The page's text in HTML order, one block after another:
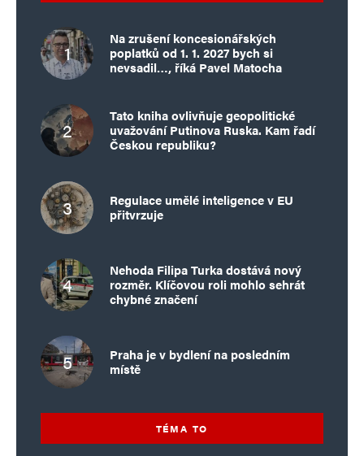
Na zrušení koncesionářských
poplatků od 1. 1. 2027 bych si
nevsadil…, říká Pavel Matocha
Tato kniha ovlivňuje geopolitické
uvažování Putinova Ruska. Kam řadí
Českou republiku?
Regulace umělé inteligence v EU
přitvrzuje
Nehoda Filipa Turka dostává nový
rozměr. Klíčovou roli mohlo sehrát
chybné značení
Praha je v bydlení na posledním
místě
TÉMA TO